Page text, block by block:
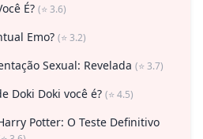
É? (⭐ 3.6)
Emo? (⭐ 3.2)
Sexual: Revelada (⭐ 3.7)
Doki Doki você é? (⭐ 4.5)
Potter: O Teste Definitivo